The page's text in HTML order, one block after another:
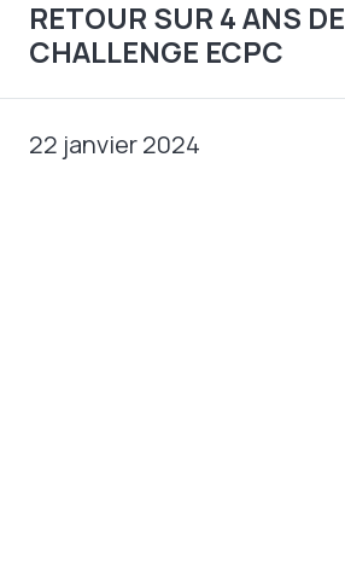
RETOUR SUR 4 ANS DE
CHALLENGE ECPC
22 janvier 2024